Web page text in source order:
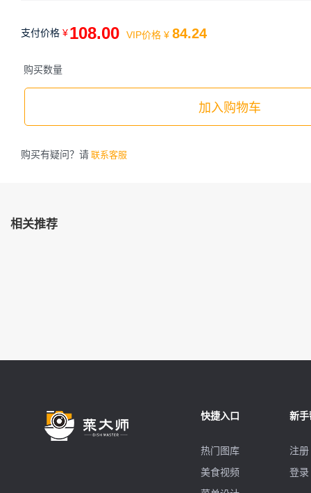
支付价格 ¥108.00 VIP价格 ¥ 84.24
购买数量
加入购物车
购买有疑问？请 联系客服
相关推荐
快捷入口
热门图库
美食视频
新手
注册
登录